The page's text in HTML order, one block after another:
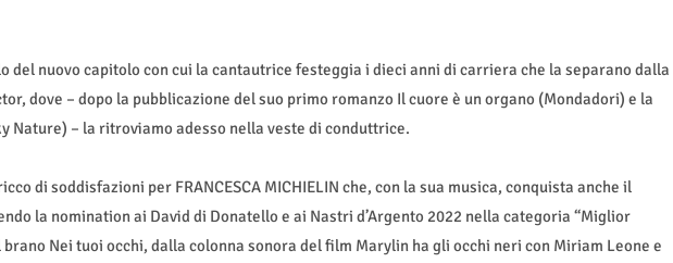
del nuovo capitolo con cui la cantautrice festeggia i dieci anni di carriera che la separano dalla
dove – dopo la pubblicazione del suo primo romanzo Il cuore è un organo (Mondadori) e la
Nature) – la ritroviamo adesso nella veste di conduttrice.
di soddisfazioni per FRANCESCA MICHIELIN che, con la sua musica, conquista anche il
la nomination ai David di Donatello e ai Nastri d’Argento 2022 nella categoria “Miglior
Nei tuoi occhi, dalla colonna sonora del film Marylin ha gli occhi neri con Miriam Leone e